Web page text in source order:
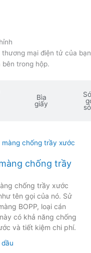
mại điện tử của bạn
trong hộp.
Bìa
giấy
chống trầy
chống trầy xước
tên gọi của nó. Sử
BOPP, loại cán
có khả năng chống
và tiết kiệm chi phí.